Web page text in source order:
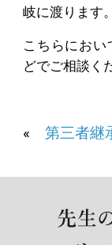
岐に渡ります。
こちらにお
どでご相談く
«第三者継